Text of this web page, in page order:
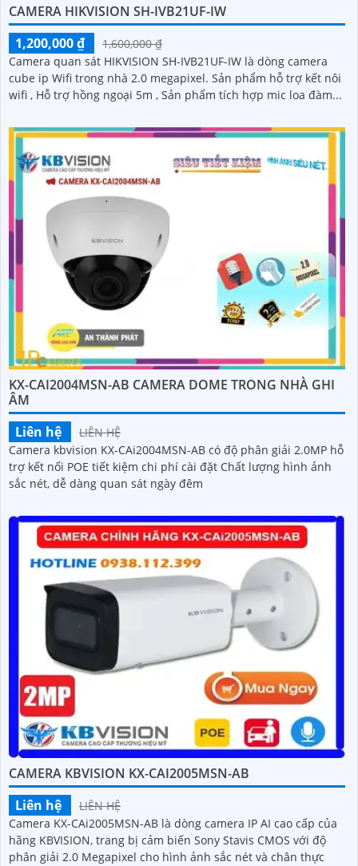
CAMERA HIKVISION SH-IVB21UF-IW
1,200,000 ₫
1,600,000 ₫
Camera quan sát HIKVISION SH-IVB21UF-IW là dòng camera
cube ip Wifi trong nhà 2.0 megapixel. Sản phẩm hỗ trợ kết nôi
wifi , Hỗ trợ hồng ngoại 5m , Sản phẩm tích hợp mic loa đàm...
KX-CAI2004MSN-AB CAMERA DOME TRONG NHÀ GHI
ÂM
Liên hệ
LIÊN HỆ
Camera kbvision KX-CAi2004MSN-AB có độ phân giải 2.0MP hỗ
trợ kết nối POE tiết kiệm chi phí cài đặt Chất lượng hình ảnh
sắc nét, dễ dàng quan sát ngày đêm
CAMERA KBVISION KX-CAI2005MSN-AB
Liên hệ
LIÊN HỆ
Camera KX-CAi2005MSN-AB là dòng camera IP AI cao cấp của
hãng KBVISION, trang bị cảm biến Sony Stavis CMOS với độ
phân giải 2.0 Megapixel cho hình ảnh sắc nét và chân thực